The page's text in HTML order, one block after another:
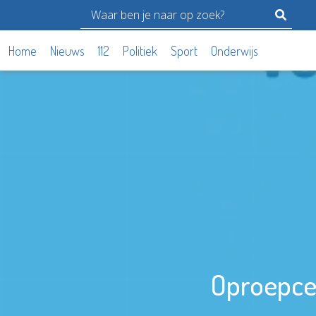
Home Nieuws 112 Politiek Sport Onderwijs